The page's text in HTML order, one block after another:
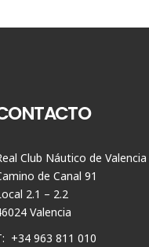
Club Náutico de Valencia
de Canal 91
2.1 – 2.2
Valencia
+34 963 811 010